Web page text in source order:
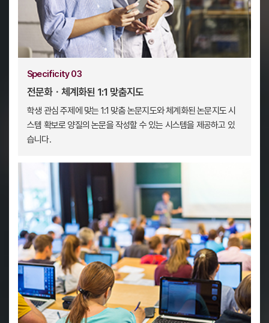
Specificity 03
전문화ㆍ체계화된 1:1 맞춤지도
학생 관심 주제에 맞는 1:1 맞춤 논문지도와 체계화된논문지도 시
스템 확보로 양질의 논문을 작성할 수 있는 시스템을 제공하고 있
습니다.